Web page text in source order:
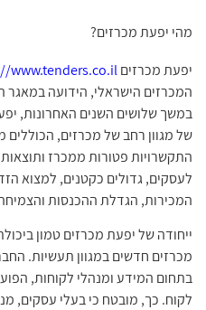
מהי יפעת מכרזים?
יפעת מכרזיםwww.tenders.co.il
המכרזים הישראלי, הידועה
במשך שלושים השנים האחרונות,
של מגוון רחב של מכרזים, הכוללים
התקשרויות פטורות ממכרז
לעסקים, גדולים כקטנים, למצוא
המכירות, הגדלת ההכנסות
ייחודה של יפעת מכרזים טמון
מכרזים חדשים במגוון תעשיות.
בתחום המידע ומנהלי לקוחות,
לקוח. כך, מובטח כי בעלי עסקים,